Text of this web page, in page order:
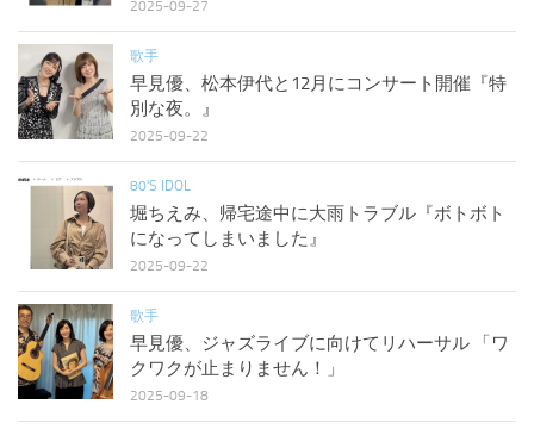
2025-09-27
歌手
早見優、松本伊代と12月にコンサート開催『特
別な夜。』
2025-09-22
80'S IDOL
堀ちえみ、帰宅途中に大雨トラブル『ボトボト
になってしまいました』
2025-09-22
歌手
早見優、ジャズライブに向けてリハーサル 「ワ
クワクが止まりません！」
2025-09-18